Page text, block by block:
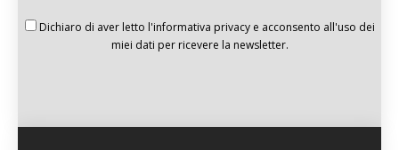
Dichiaro di aver letto l'informativa privacy e acconsento all'uso dei
miei dati per ricevere la newsletter.